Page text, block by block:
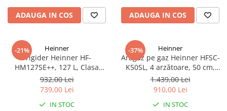
ADAUGA IN COS ADAUGA IN COS
-21% Heinner
Frigider Heinner HF-
HM127SE++, 127 L, Clasa
energetică E, Dezghețare
automată, Control mecanic cu
termostat ajustabil, Ușă
reversibilă, LED, Argintiu
932,00 Lei
739,00 Lei
IN STOC
-37% Heinner
Aragaz pe gaz Heinner HFSC-
K50SL, 4 arzătoare, 50 cm,
Duze GPL incluse​​​​​​​, Dispozitiv
de siguranță plită și cuptor,
Capac metalic, Argintiu
1.439,00 Lei
910,00 Lei
IN STOC